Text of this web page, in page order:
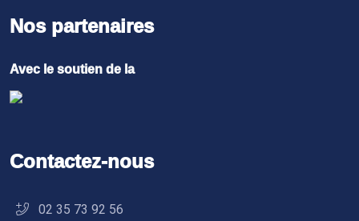
Nos partenaires
Avec le soutien de la
Contactez-nous
02 35 73 92 56